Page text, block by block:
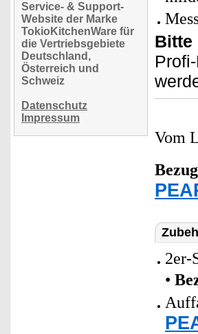
Service- & Support-
Website der Marke
TokioKitchenWare für
die Vertriebsgebiete
Deutschland,
Österreich und
Schweiz
Datenschutz
Impressum
Bitte
Vom
2er-
•